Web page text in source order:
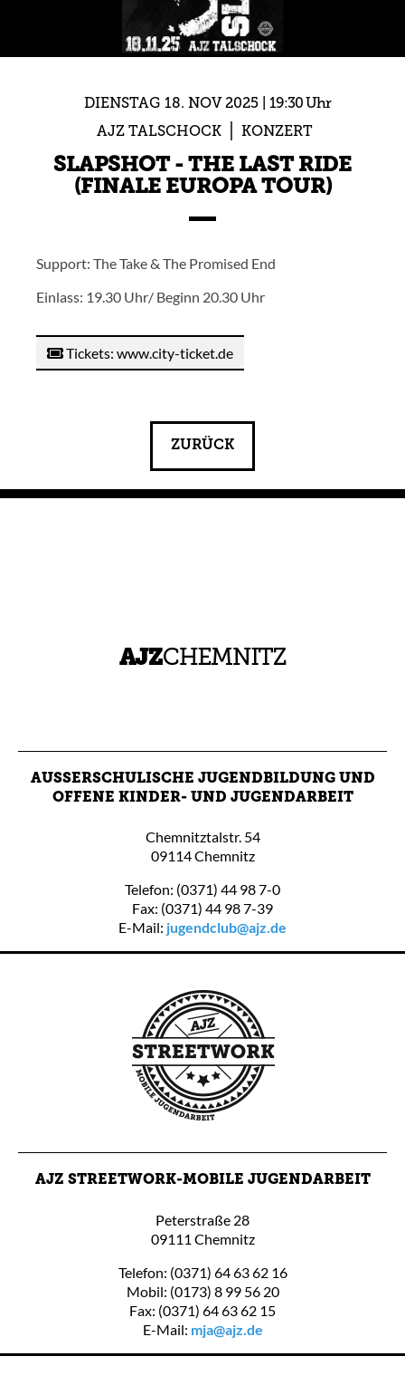
DIENSTAG 18. NOV 2025
19:30 Uhr
AJZ TALSCHOCK
KONZERT
SLAPSHOT - THE LAST RIDE
(FINALE EUROPA TOUR)
Support: The Take & The Promised End
Einlass: 19.30 Uhr/ Beginn 20.30 Uhr
Tickets: www.city-ticket.de
ZURÜCK
AUSSERSCHULISCHE JUGENDBILDUNG UND O
FFENE KINDER- UND JUGENDARBEIT
Chemnitztalstr. 54
09114 Chemnitz
Telefon: (0371) 44 98 7-0
Fax: (0371) 44 98 7-39
E-Mail: jugendclub@ajz.de
AJZ STREETWORK-MOBILE JUGENDARBEIT
Peterstraße 28
09111 Chemnitz
Telefon: (0371) 64 63 62 16
Mobil: (0173) 8 99 56 20
Fax: (0371) 64 63 62 15
E-Mail: mja@ajz.de